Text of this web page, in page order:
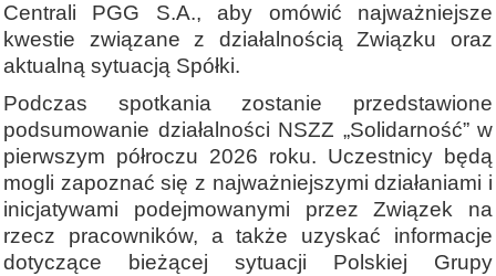
Centrali PGG S.A., aby omówić najważniejsze
kwestie związane z działalnością Związku oraz
aktualną sytuacją Spółki.
Podczas spotkania zostanie przedstawione
podsumowanie działalności NSZZ „Solidarność” w
pierwszym półroczu 2026 roku. Uczestnicy będą
mogli zapoznać się z najważniejszymi działaniami i
inicjatywami podejmowanymi przez Związek na
rzecz pracowników, a także uzyskać informacje
dotyczące bieżącej sytuacji Polskiej Grupy